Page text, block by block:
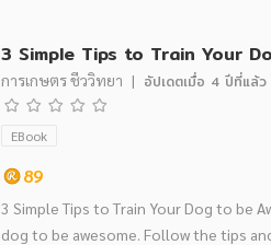
3 Simple Tips to Train Your
การเกษตร ชีววิทยา | อัปเดตเมื่อ 4 ปีที่แล้ว
EBook
89
3 Simple Tips to Train Your Dog to be
dog to be awesome. Follow the tips